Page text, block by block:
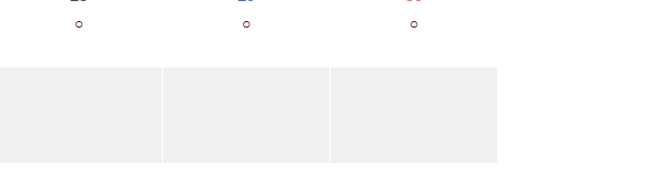
○
○
○